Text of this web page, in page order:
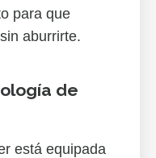
para que
aburrirte.
de
está equipada